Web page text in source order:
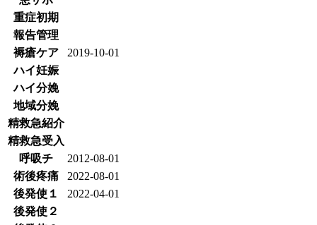
重症初期
報告管理
褥瘡ケア
2019-10-01
ハイ妊娠
ハイ分娩
地域分娩
精救急紹介
精救急受入
呼吸チ
2012-08-01
術後疼痛
2022-08-01
後発使１
2022-04-01
後発使２